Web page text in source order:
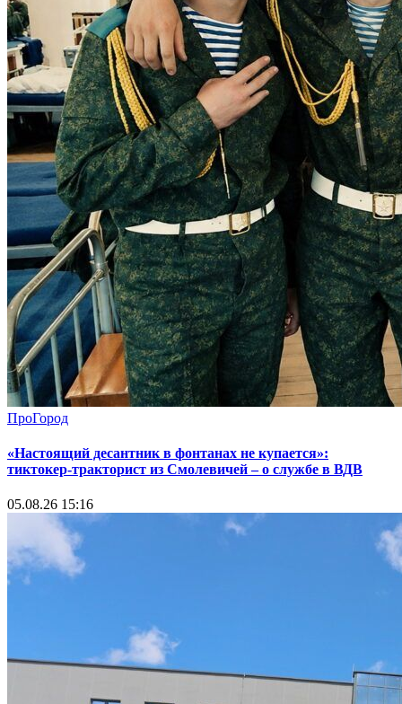
ПроГород
«Настоящий десантник в фонтанах не купается»:
тиктокер-тракторист из Смолевичей – о службе в ВДВ
05.08.26 15:16